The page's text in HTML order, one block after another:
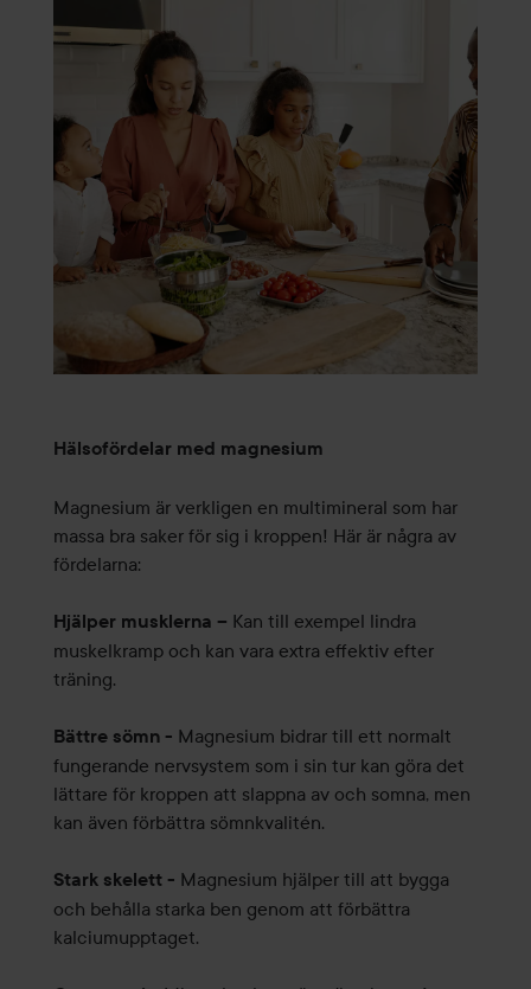
Hälsofördelar med magnesium
Magnesium är verkligen en multimineral som har
massa bra saker för sig i kroppen! Här är några av
fördelarna:
Hjälper musklerna – Kan till exempel lindra
muskelkramp och kan vara extra effektiv efter
träning.
Bättre sömn - Magnesium bidrar till ett normalt
fungerande nervsystem som i sin tur kan göra det
lättare för kroppen att slappna av och somna, men
kan även förbättra sömnkvalitén.
Stark skelett - Magnesium hjälper till att bygga
och behålla starka ben genom att förbättra
kalciumupptaget.